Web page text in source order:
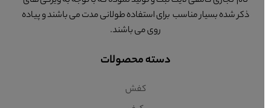
ذکر شده بسیار مناسب برای استفاده طولانی مدت می باشند و پیاده
روی می باشند.
دسته محصولات
کفش